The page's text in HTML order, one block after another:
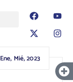
Ene, Mié, 2023